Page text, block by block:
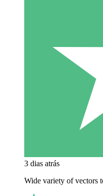
3 dias atrás
Wide variety of vectors